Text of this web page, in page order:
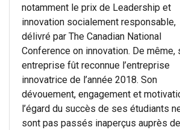
notamment le prix de Leadership et
innovation socialement responsable,
délivré par The Canadian National
Conference on innovation. De même,
entreprise fût reconnue l’entreprise
innovatrice de l’année 2018. Son
dévouement, engagement et
l’égard du succès de ses étudiants
sont pas passés inaperçus auprès